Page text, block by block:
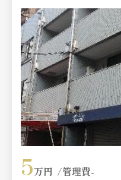
5万円 管理費-